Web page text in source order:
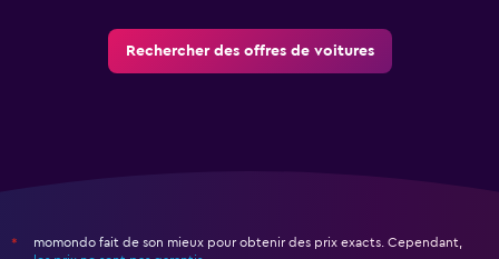
Rechercher des offres de voitures
*
momondo fait de son mieux pour obtenir des prix exacts. Cependant,